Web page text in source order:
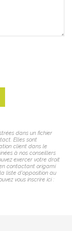
dans un fichier
Elles sont
client dans le
à nos conseillers
exercer votre droit
contactant origami
liste d'opposition au
vous inscrire ici :